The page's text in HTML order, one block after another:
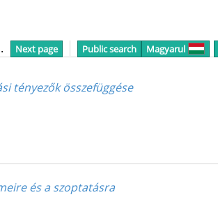
Next page Public search Magyarul
tényezők összefüggése
és a szoptatásra